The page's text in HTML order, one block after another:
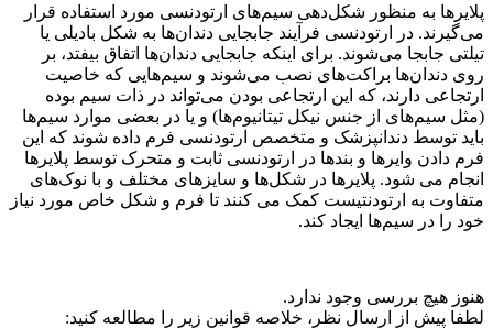
پلایرها به منظور شکل‌دهی سیم‌های ارتودنسی مورد استفاده قرار
می‌گیرند. در ارتودنسی فرآیند جابجایی دندان‌ها به شکل بادیلی یا
تیلتی جابجا می‌شوند. برای اینکه جابجایی دندان‌ها اتفاق بیفتد، بر
روی دندان‌ها براکت‌های نصب می‌شوند و سیم‌هایی که خاصیت
ارتجاعی دارند، که این ارتجاعی بودن می‌تواند در ذات سیم بوده
(مثل سیم‌های از جنس نیکل تیتانیوم‌ها) و یا در بعضی موارد سیم‌ها
باید توسط دندانپزشک و متخصص ارتودنسی فرم داده شوند که این
فرم دادن وایرها و بندها در ارتودنسی ثابت و متحرک توسط پلایر‌ها
انجام می شود. پلایرها در شکل‌ها و سایزهای مختلف و با نوک‌های
متفاوت به ارتودنتیست کمک می کنند تا فرم و شکل خاص مورد نیاز
خود را در سیم‌ها ایجاد کند.
هنوز هیچ بررسی وجود ندارد.
لطفا پیش از ارسال نظر، خلاصه قوانین زیر را مطالعه کنید: